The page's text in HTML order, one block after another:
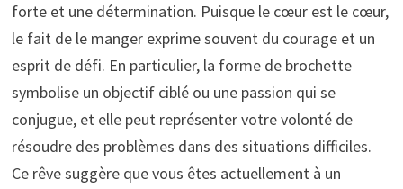
forte et une détermination. Puisque le cœur est le cœur,
le fait de le manger exprime souvent du courage et un
esprit de défi. En particulier, la forme de brochette
symbolise un objectif ciblé ou une passion qui se
conjugue, et elle peut représenter votre volonté de
résoudre des problèmes dans des situations difficiles.
Ce rêve suggère que vous êtes actuellement à un